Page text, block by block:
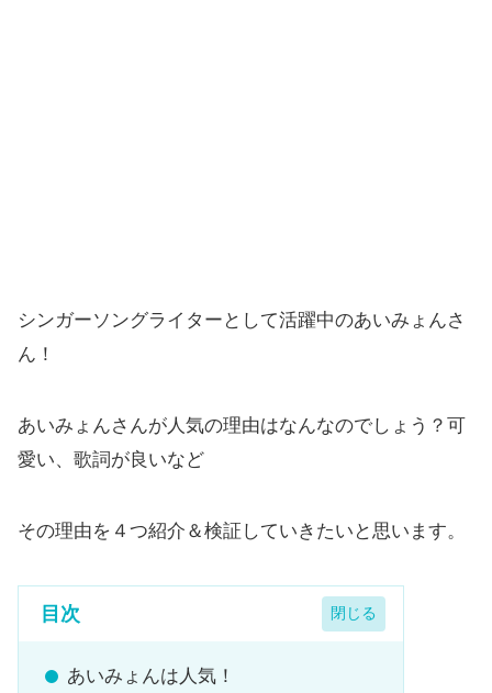
シンガーソングライターとして活躍中のあいみょんさ
ん！
あいみょんさんが人気の理由はなんなのでしょう？可
愛い、歌詞が良いなど
その理由を４つ紹介＆検証していきたいと思います。
目次
あいみょんは人気！